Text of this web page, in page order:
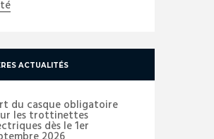
ACTUALITÉS
du casque obligatoire
les trottinettes
dès le 1er